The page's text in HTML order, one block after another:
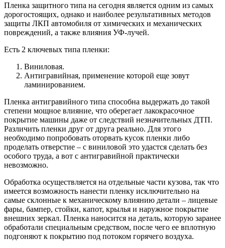
Пленка защитного типа на сегодня является одним из самых
дорогостоящих, однако и наиболее результативных методов
защиты ЛКП автомобиля от химических и механических
повреждений, а также влияния УФ-лучей.
Есть 2 ключевых типа пленки:
Виниловая.
Антигравийная, применение которой еще зовут
ламинированием.
Пленка антигравийного типа способна выдержать до такой
степени мощное влияние, что оберегает лакокрасочное
покрытие машины даже от следствий незначительных ДТП.
Различить пленки друг от друга реально. Для этого
необходимо попробовать оторвать кусок пленки либо
проделать отверстие – с виниловой это удастся сделать без
особого труда, а вот с антигравийной практически
невозможно.
Обработка осуществляется на отдельные части кузова, так что
имеется возможность нанести пленку исключительно на
самые склонные к механическому влиянию детали – лицевые
фары, бампер, стойки, капот, крылья и наружное покрытие
внешних зеркал. Пленка наносится на деталь, которую заранее
обработали специальным средством, после чего ее вплотную
подгоняют к покрытию под потоком горячего воздуха.